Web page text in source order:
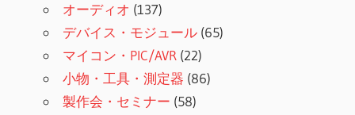
オーディオ (137)
デバイス・モジュール (65)
マイコン・PIC/AVR (22)
小物・工具・測定器 (86)
製作会・セミナー (58)